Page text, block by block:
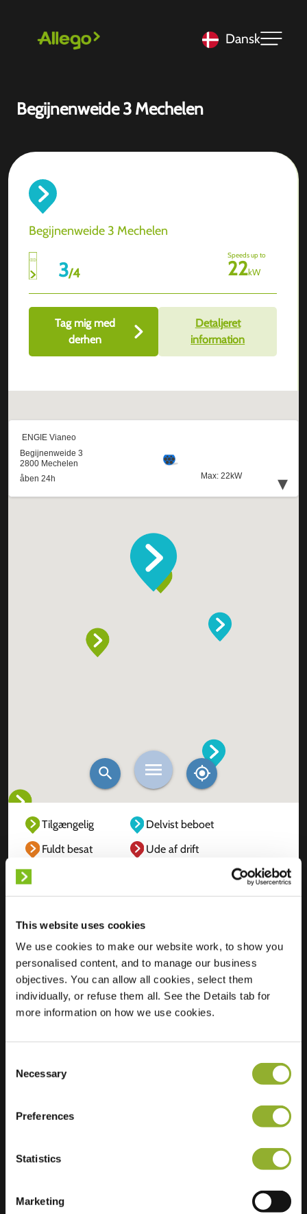
This website uses cookies
We use cookies to make our website work, to show you
personalised content, and to manage our business
objectives. You can allow all cookies, select them
individually, or refuse them all. See the Details tab for
more information on how we use cookies.
Selection
Necessary
Preferences
Statistics
Marketing
Dansk
Begijnenweide 3 Mechelen
Begijnenweide 3 Mechelen
3/4
Speeds up to
22kW
Tag mig med
derhen
Detaljeret
information
Tilgængelig
Delvist beboet
Fuldt besat
Ude af drift
Beliggenhed
Begijnenweide 3
2800 Mechelen
Belgien